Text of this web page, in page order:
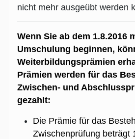
nicht mehr ausgeübt werden
Wenn Sie ab dem 1.8.2016
Umschulung beginnen,
Weiterbildungsprämien
Prämien werden für das
Zwischen- und
gezahlt:
Die Prämie für das
Zwischenprüfung beträgt